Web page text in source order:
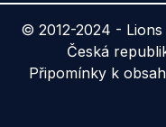
© 2012-2024 -
Česká
Připomínky k